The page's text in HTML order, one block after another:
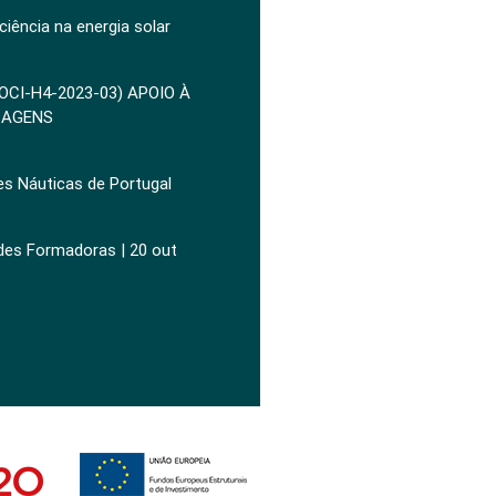
na energia solar
H4-2023-03) APOIO À
Náuticas de Portugal
Formadoras | 20 out